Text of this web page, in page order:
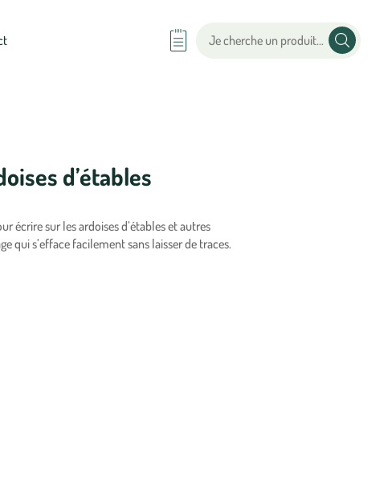
d’étables
écrire sur les ardoises d’étables et autres
qui s’efface facilement sans laisser de traces.